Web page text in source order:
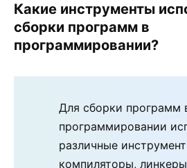
Какие инструменты
сборки программ в
программировании?
Для сборки программ
программировании
различные
компиляторы,